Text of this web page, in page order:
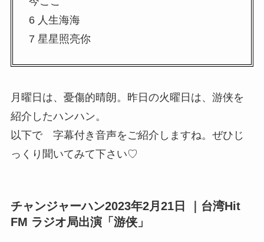
6 人生海海
7 星星照亮你
月曜日は、憂傷的晴朗。昨日の火曜日は、游侠を
紹介したハンハン。
以下で 字幕付き音声をご紹介しますね。ぜひじ
っくり聞いてみて下さい♡
チャンジャーハン2023年2月21日 ｜台湾Hit
FM ラジオ局出演「游侠」